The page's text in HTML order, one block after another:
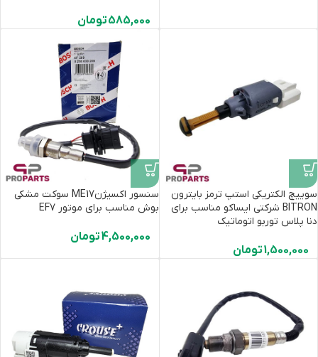
585,000تومان
سوییچ الکتریکی استپ ترمز بایترون
BITRON شرکتی ایساکو مناسب برای
دنا پلاس توربو اتوماتیک
1,500,000تومان
سنسور اکسیژنME17 سوکت مشکی
بوش مناسب برای موتور EF7
4,500,000تومان